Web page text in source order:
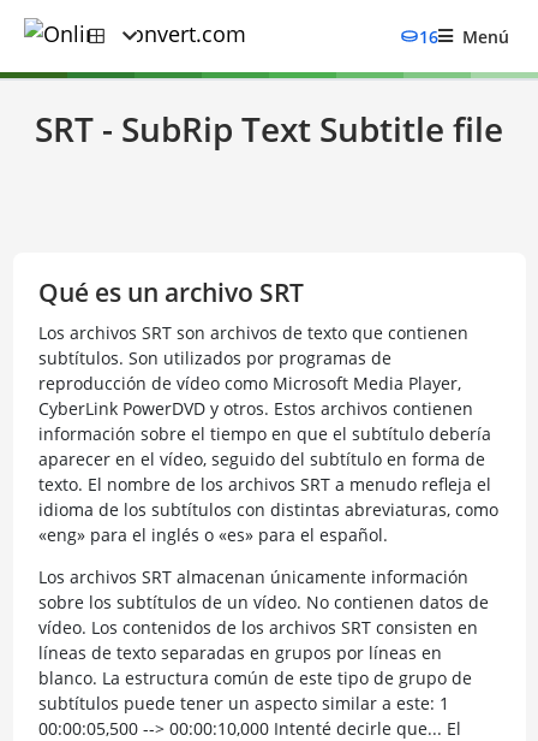
16 Menú
SRT - SubRip Text Subtitle file
Qué es un archivo SRT
Los archivos SRT son archivos de texto que contienen
subtítulos. Son utilizados por programas de
reproducción de vídeo como Microsoft Media Player,
CyberLink PowerDVD y otros. Estos archivos contienen
información sobre el tiempo en que el subtítulo debería
aparecer en el vídeo, seguido del subtítulo en forma de
texto. El nombre de los archivos SRT a menudo refleja el
idioma de los subtítulos con distintas abreviaturas, como
«eng» para el inglés o «es» para el español.
Los archivos SRT almacenan únicamente información
sobre los subtítulos de un vídeo. No contienen datos de
vídeo. Los contenidos de los archivos SRT consisten en
líneas de texto separadas en grupos por líneas en
blanco. La estructura común de este tipo de grupo de
subtítulos puede tener un aspecto similar a este: 1
00:00:05,500 --> 00:00:10,000 Intenté decirle que... El